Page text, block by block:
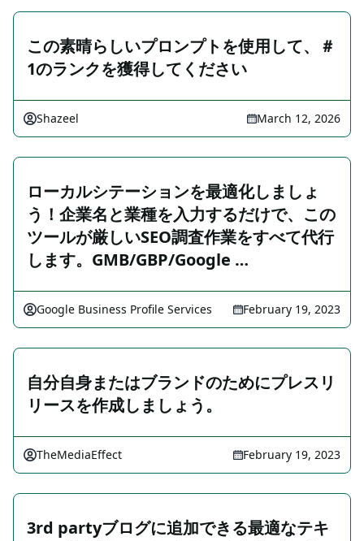
この素晴らしいプロンプトを使用して、＃
1のランクを獲得してください
Shazeel March 12, 2026
ローカルシテーションを最適化しましょ
う！企業名と業種を入力するだけで、この
ツールが厳しいSEO調査作業をすべて代行
します。GMB/GBP/Google …
Google Business Profile Services February 19, 2023
自分自身またはブランドのためにプレスリ
リースを作成しましょう。
TheMediaEffect February 19, 2023
3rd partyブログに追加できる最適なテキ